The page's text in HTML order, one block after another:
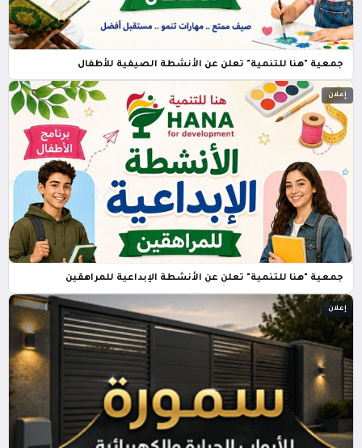
جمعية "هنا للتنمية" تعلن عن الأنشطة الصيفية للأطفال
إعلان
جمعية "هنا للتنمية" تعلن عن الأنشطة الإبداعية للمراهقين
إعلان